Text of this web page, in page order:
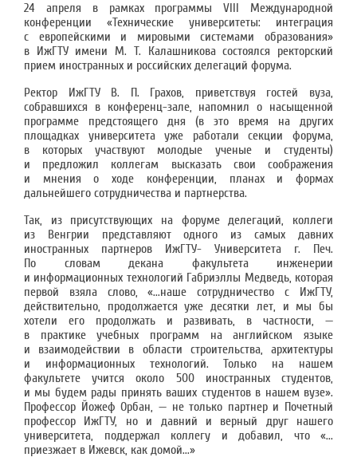
24 апреля в рамках программы VIII Международной
конференции «Технические университеты: интеграция
с европейскими и мировыми системами образования»
в ИжГТУ имени М. Т. Калашникова состоялся ректорский
прием иностранных и российских делегаций форума.
Ректор ИжГТУ В. П. Грахов, приветствуя гостей вуза,
собравшихся в конференц-зале, напомнил о насыщенной
программе предстоящего дня (в это время на других
площадках университета уже работали секции форума,
в которых участвуют молодые ученые и студенты)
и предложил коллегам высказать свои соображения
и мнения о ходе конференции, планах и формах
дальнейшего сотрудничества и партнерства.
Так, из присутствующих на форуме делегаций, коллеги
из Венгрии представляют одного из самых давних
иностранных партнеров ИжГТУ- Университета г. Печ.
По словам декана факультета инженерии
и информационных технологий Габриэллы Медведь, которая
первой взяла слово, «...наше сотрудничество с ИжГТУ,
действительно, продолжается уже десятки лет, и мы бы
хотели его продолжать и развивать, в частности, —
в практике учебных программ на английском языке
и взаимодействии в области строительства, архитектуры
и информационных технологий. Только на нашем
факультете учится около 500 иностранных студентов,
и мы будем рады принять ваших студентов в нашем вузе».
Профессор Йожеф Орбан, — не только партнер и Почетный
профессор ИжГТУ, но и давний и верный друг нашего
университета, поддержал коллегу и добавил, что «...
приезжает в Ижевск, как домой...»